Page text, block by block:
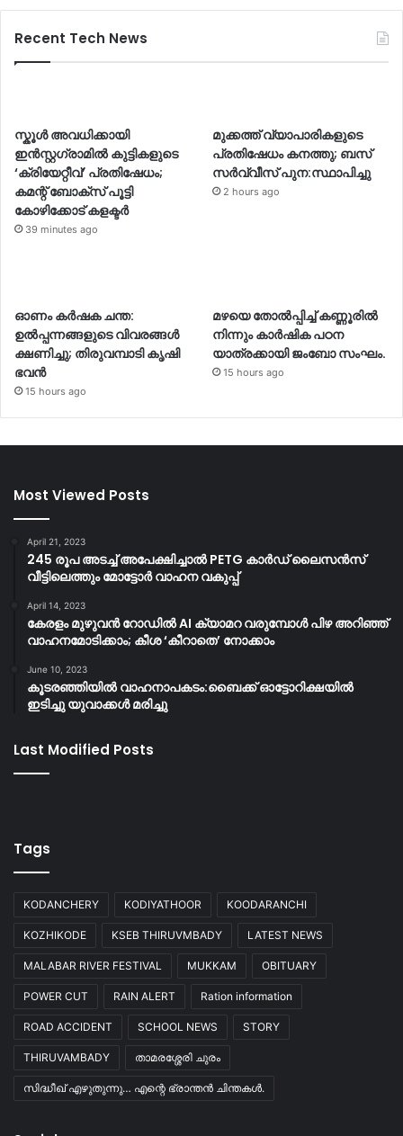
Recent Tech News
സ്കൂൾ അവധിക്കായി
ഇൻസ്റ്റഗ്രാമിൽ കുട്ടികളുടെ
‘ക്രിയേറ്റീവ്’ പ്രതിഷേധം;
കമന്റ് ബോക്സ് പൂട്ടി
കോഴിക്കോട് കളക്ടർ
39 minutes ago
മുക്കത്ത് വ്യാപാരികളുടെ
പ്രതിഷേധം കനത്തു; ബസ്
സർവ്വീസ് പുന:സ്ഥാപിച്ചു
2 hours ago
ഓണം കർഷക ചന്ത:
ഉൽപ്പന്നങ്ങളുടെ വിവരങ്ങൾ
ക്ഷണിച്ചു; തിരുവമ്പാടി കൃഷി
ഭവൻ
15 hours ago
മഴയെ തോൽപ്പിച്ച് കണ്ണൂരിൽ
നിന്നും കാർഷിക പഠന
യാത്രക്കായി ജംബോ സംഘം.
15 hours ago
Most Viewed Posts
April 21, 2023
245 രൂപ അടച്ച് അപേക്ഷിച്ചാൽ PETG കാർഡ് ലൈസൻസ്
വീട്ടിലെത്തും മോട്ടോർ വാഹന വകുപ്പ്
April 14, 2023
കേരളം മുഴുവന്‍ റോഡില്‍ AI ക്യാമറ വരുമ്പോള്‍ പിഴ അറിഞ്ഞ്
വാഹനമോടിക്കാം; കീശ ‘കീറാതെ’ നോക്കാം
June 10, 2023
കൂടരഞ്ഞിയിൽ വാഹനാപകടം:ബൈക്ക് ഓട്ടോറിക്ഷയിൽ
ഇടിച്ചു യുവാക്കൾ മരിച്ചു
Last Modified Posts
Tags
KODANCHERY KODIYATHOOR KOODARANCHI
KOZHIKODE KSEB THIRUVMBADY LATEST NEWS
MALABAR RIVER FESTIVAL MUKKAM OBITUARY
POWER CUT RAIN ALERT Ration information
ROAD ACCIDENT SCHOOL NEWS STORY
THIRUVAMBADY താമരശ്ശേരി ചുരം
സിദ്ധീഖ് എഴുതുന്നു… എന്റെ ഭ്രാന്തൻ ചിന്തകൾ.